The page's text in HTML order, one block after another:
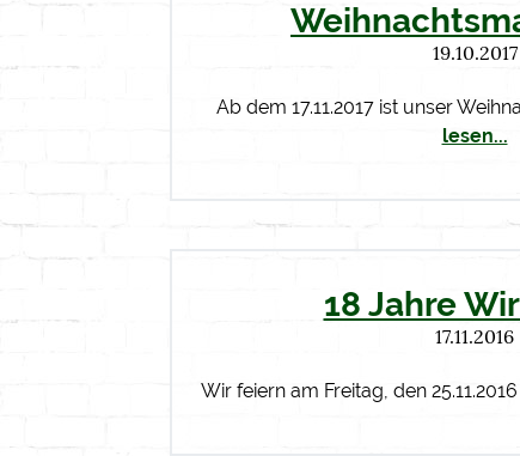
19.10.2017
Ab dem 17.11.2017 ist unser
lesen...
18 Jahre
17.11.2016
Wir feiern am Freitag, den